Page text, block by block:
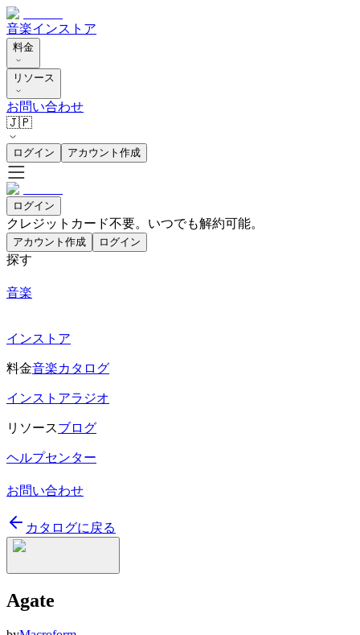
音楽インストア
料金
リソース
お問い合わせ
🇯🇵
ログイン アカウント作成
ログイン
クレジットカード不要。いつでも解約可能。
アカウント作成 ログイン
探す
音楽
インストア
料金音楽カタログ
インストアラジオ
リソースブログ
ヘルプセンター
お問い合わせ
カタログに戻る
Agate